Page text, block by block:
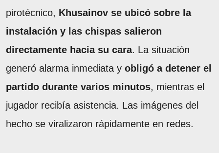
pirotécnico, Khusainov se ubicó sobre la
instalación y las chispas salieron
directamente hacia su cara. La situación
generó alarma inmediata y obligó a detener el
partido durante varios minutos, mientras el
jugador recibía asistencia. Las imágenes del
hecho se viralizaron rápidamente en redes.